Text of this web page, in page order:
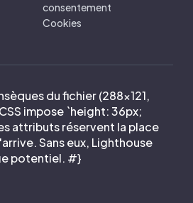
consentement
Cookies
du fichier (288×121,
impose `height: 36px;
attributs réservent la place
Sans eux, Lighthouse
potentiel. #}